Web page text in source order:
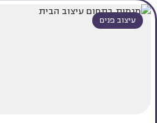
עיצוב פנים